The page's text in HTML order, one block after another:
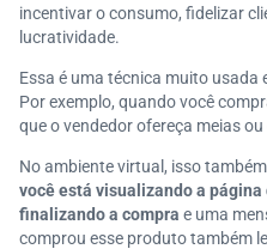
incentivar o consumo, fidelizar
lucratividade.
Essa é uma técnica muito usada
Por exemplo, quando você
que o vendedor ofereça meias
No ambiente virtual, isso
você está visualizando a
finalizando a compra e uma
comprou esse produto também